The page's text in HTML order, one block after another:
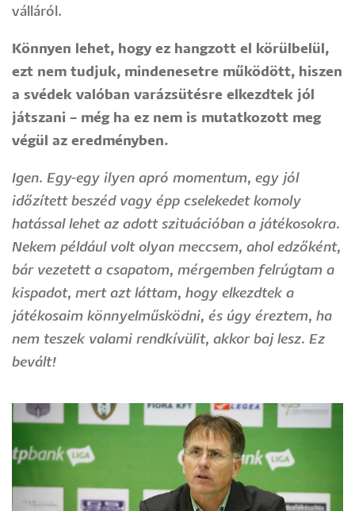
válláról.
Könnyen lehet, hogy ez hangzott el körülbelül,
ezt nem tudjuk, mindenesetre működött, hiszen
a svédek valóban varázsütésre elkezdtek jól
játszani – még ha ez nem is mutatkozott meg
végül az eredményben.
Igen. Egy-egy ilyen apró momentum, egy jól
időzített beszéd vagy épp cselekedet komoly
hatással lehet az adott szituációban a játékosokra.
Nekem például volt olyan meccsem, ahol edzőként,
bár vezetett a csapatom, mérgemben felrúgtam a
kispadot, mert azt láttam, hogy elkezdtek a
játékosaim könnyelműsködni, és úgy éreztem, ha
nem teszek valami rendkívülit, akkor baj lesz. Ez
bevált!